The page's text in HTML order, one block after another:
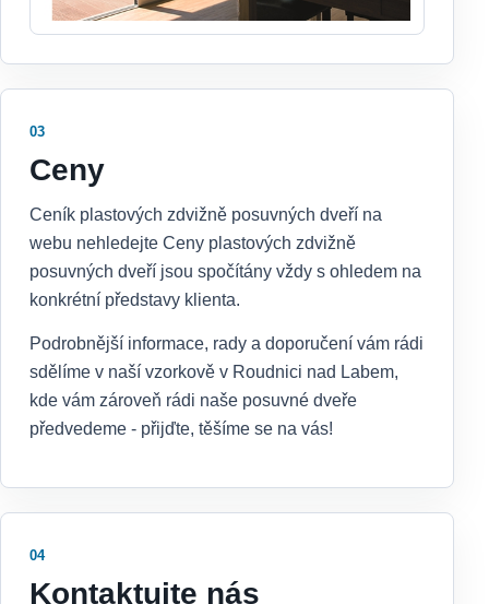
03
Ceny
Ceník plastových zdvižně posuvných dveří na
webu nehledejte Ceny plastových zdvižně
posuvných dveří jsou spočítány vždy s ohledem na
konkrétní představy klienta.
Podrobnější informace, rady a doporučení vám rádi
sdělíme v naší vzorkově v Roudnici nad Labem,
kde vám zároveň rádi naše posuvné dveře
předvedeme - přijďte, těšíme se na vás!
04
Kontaktujte nás